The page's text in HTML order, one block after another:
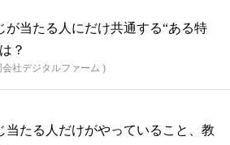
が当たる人にだけ共通する“ある特
？
会社デジタルファーム )
当たる人だけがやっていること、教